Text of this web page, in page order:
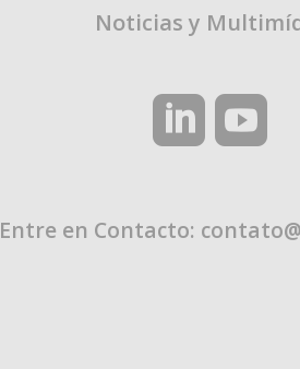
Noticias y
Entre en Contacto: